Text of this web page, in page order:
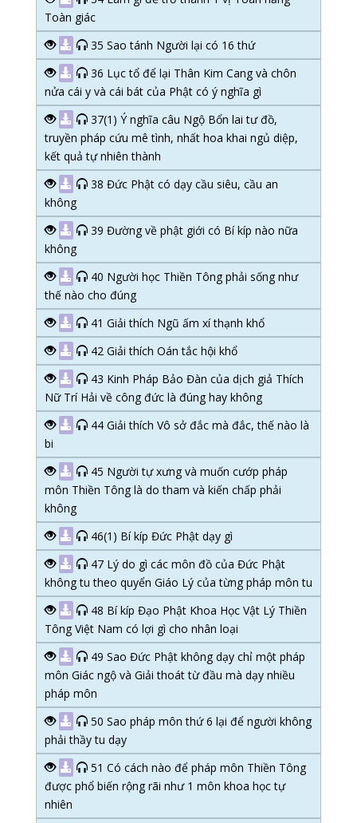
Toàn giác
35 Sao tánh Người lại có 16 thứ
36 Lục tổ để lại Thân Kim Cang và chôn
nửa cái y và cái bát của Phật có ý nghĩa gì
37(1) Ý nghĩa câu Ngộ Bổn lai tư đồ,
truyền pháp cứu mê tình, nhất hoa khai ngủ diệp,
kết quả tự nhiên thành
38 Đức Phật có dạy cầu siêu, cầu an
không
39 Đường về phật giới có Bí kíp nào nữa
không
40 Người học Thiền Tông phải sống như
thế nào cho đúng
41 Giải thích Ngũ ấm xí thạnh khổ
42 Giải thích Oán tắc hội khổ
43 Kinh Pháp Bảo Đàn của dịch giả Thích
Nữ Trí Hải về công đức là đúng hay không
44 Giải thích Vô sở đắc mà đắc, thế nào là
bi
45 Người tự xưng và muốn cướp pháp
môn Thiền Tông là do tham và kiến chấp phải
không
46(1) Bí kíp Đức Phật dạy gì
47 Lý do gì các môn đồ của Đức Phật
không tu theo quyển Giáo Lý của từng pháp môn tu
48 Bí kíp Đạo Phật Khoa Học Vật Lý Thiền
Tông Việt Nam có lợi gì cho nhân loại
49 Sao Đức Phật không dạy chỉ một pháp
môn Giác ngộ và Giải thoát từ đầu mà dạy nhiều
pháp môn
50 Sao pháp môn thứ 6 lại để người không
phải thầy tu dạy
51 Có cách nào để pháp môn Thiền Tông
được phổ biến rộng rãi như 1 môn khoa học tự
nhiên